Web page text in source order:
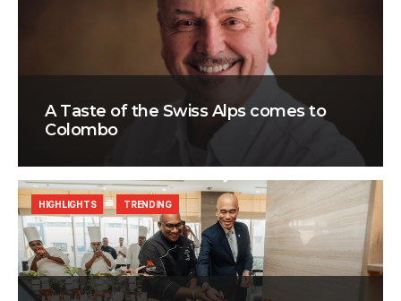
A Taste of the Swiss Alps comes to
Colombo
HIGHLIGHTS TRENDING